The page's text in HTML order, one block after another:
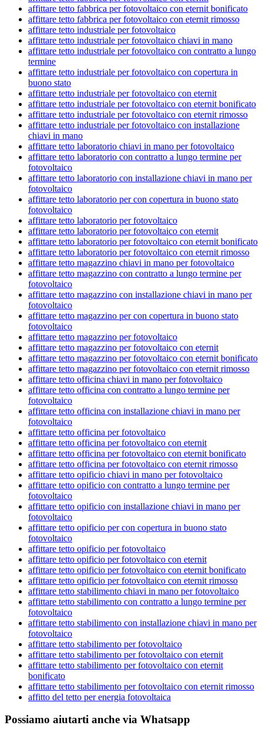
affittare tetto fabbrica per fotovoltaico con eternit bonificato
affittare tetto fabbrica per fotovoltaico con eternit rimosso
affittare tetto industriale per fotovoltaico
affittare tetto industriale per fotovoltaico chiavi in mano
affittare tetto industriale per fotovoltaico con contratto a lungo
termine
affittare tetto industriale per fotovoltaico con copertura in
buono stato
affittare tetto industriale per fotovoltaico con eternit
affittare tetto industriale per fotovoltaico con eternit bonificato
affittare tetto industriale per fotovoltaico con eternit rimosso
affittare tetto industriale per fotovoltaico con installazione
chiavi in mano
affittare tetto laboratorio chiavi in mano per fotovoltaico
affittare tetto laboratorio con contratto a lungo termine per
fotovoltaico
affittare tetto laboratorio con installazione chiavi in mano per
fotovoltaico
affittare tetto laboratorio per con copertura in buono stato
fotovoltaico
affittare tetto laboratorio per fotovoltaico
affittare tetto laboratorio per fotovoltaico con eternit
affittare tetto laboratorio per fotovoltaico con eternit bonificato
affittare tetto laboratorio per fotovoltaico con eternit rimosso
affittare tetto magazzino chiavi in mano per fotovoltaico
affittare tetto magazzino con contratto a lungo termine per
fotovoltaico
affittare tetto magazzino con installazione chiavi in mano per
fotovoltaico
affittare tetto magazzino per con copertura in buono stato
fotovoltaico
affittare tetto magazzino per fotovoltaico
affittare tetto magazzino per fotovoltaico con eternit
affittare tetto magazzino per fotovoltaico con eternit bonificato
affittare tetto magazzino per fotovoltaico con eternit rimosso
affittare tetto officina chiavi in mano per fotovoltaico
affittare tetto officina con contratto a lungo termine per
fotovoltaico
affittare tetto officina con installazione chiavi in mano per
fotovoltaico
affittare tetto officina per fotovoltaico
affittare tetto officina per fotovoltaico con eternit
affittare tetto officina per fotovoltaico con eternit bonificato
affittare tetto officina per fotovoltaico con eternit rimosso
affittare tetto opificio chiavi in mano per fotovoltaico
affittare tetto opificio con contratto a lungo termine per
fotovoltaico
affittare tetto opificio con installazione chiavi in mano per
fotovoltaico
affittare tetto opificio per con copertura in buono stato
fotovoltaico
affittare tetto opificio per fotovoltaico
affittare tetto opificio per fotovoltaico con eternit
affittare tetto opificio per fotovoltaico con eternit bonificato
affittare tetto opificio per fotovoltaico con eternit rimosso
affittare tetto stabilimento chiavi in mano per fotovoltaico
affittare tetto stabilimento con contratto a lungo termine per
fotovoltaico
affittare tetto stabilimento con installazione chiavi in mano per
fotovoltaico
affittare tetto stabilimento per fotovoltaico
affittare tetto stabilimento per fotovoltaico con eternit
affittare tetto stabilimento per fotovoltaico con eternit
bonificato
affittare tetto stabilimento per fotovoltaico con eternit rimosso
affitto del tetto per energia fotovoltaica
Possiamo aiutarti anche via Whatsapp